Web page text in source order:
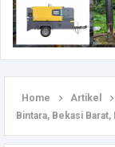
Home Artikel
Bintara, Bekasi Barat,